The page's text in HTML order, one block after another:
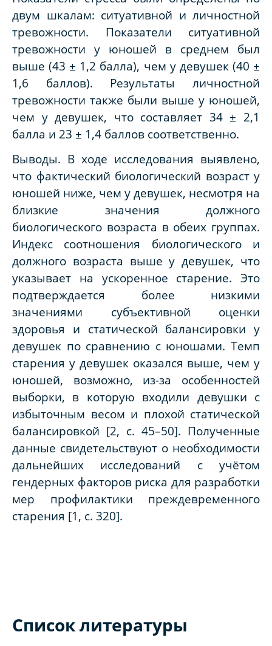
двум шкалам: ситуативной и личностной
тревожности. Показатели ситуативной
тревожности у юношей в среднем был
выше (43 ± 1,2 балла), чем у девушек (40 ±
1,6 баллов). Результаты личностной
тревожности также были выше у юношей,
чем у девушек, что составляет 34 ± 2,1
балла и 23 ± 1,4 баллов соответственно.
Выводы. В ходе исследования выявлено,
что фактический биологический возраст у
юношей ниже, чем у девушек, несмотря на
близкие значения должного
биологического возраста в обеих группах.
Индекс соотношения биологического и
должного возраста выше у девушек, что
указывает на ускоренное старение. Это
подтверждается более низкими
значениями субъективной оценки
здоровья и статической балансировки у
девушек по сравнению с юношами. Темп
старения у девушек оказался выше, чем у
юношей, возможно, из-за особенностей
выборки, в которую входили девушки с
избыточным весом и плохой статической
балансировкой [2, с. 45–50]. Полученные
данные свидетельствуют о необходимости
дальнейших исследований с учётом
гендерных факторов риска для разработки
мер профилактики преждевременного
старения [1, с. 320].
Список литературы